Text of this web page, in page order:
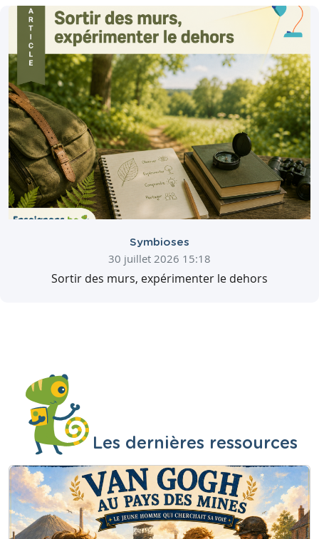
Symbioses
30 juillet 2026 15:18
Sortir des murs, expérimenter le dehors
Les dernières ressources